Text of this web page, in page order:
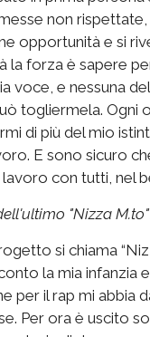
non rispettate,
opportunità e si
la forza è sapere
voce, e nessuna
togliermela. Ogni
di più del mio
E sono sicuro
con tutti, nel
"Nizza
si chiama
la mia infanzia
per il rap mi abbia
Per ora è uscito